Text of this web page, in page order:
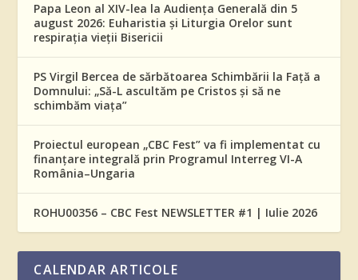
Papa Leon al XIV-lea la Audiența Generală din 5
august 2026: Euharistia și Liturgia Orelor sunt
respirația vieții Bisericii
PS Virgil Bercea de sărbătoarea Schimbării la Față a
Domnului: „Să-L ascultăm pe Cristos și să ne
schimbăm viața”
Proiectul european „CBC Fest” va fi implementat cu
finanțare integrală prin Programul Interreg VI-A
România–Ungaria
ROHU00356 – CBC Fest NEWSLETTER #1 | Iulie 2026
CALENDAR ARTICOLE